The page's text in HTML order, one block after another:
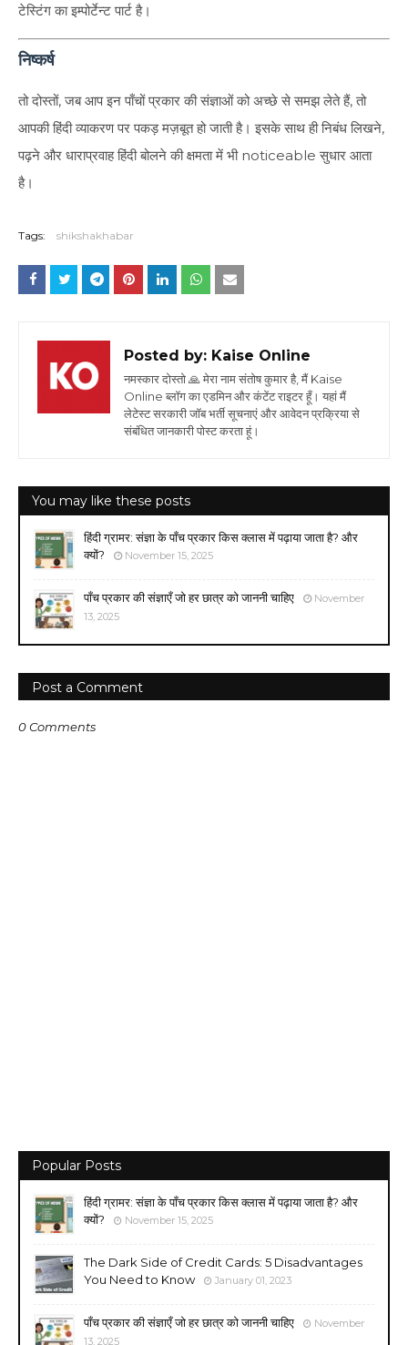
टेस्टिंग का इम्पोर्टेन्ट पार्ट है।
निष्कर्ष
तो दोस्तों, जब आप इन पाँचों प्रकार की संज्ञाओं को अच्छे से समझ लेते हैं, तो
आपकी हिंदी व्याकरण पर पकड़ मज़बूत हो जाती है। इसके साथ ही निबंध लिखने,
पढ़ने और धाराप्रवाह हिंदी बोलने की क्षमता में भी noticeable सुधार आता
है।
Tags: shikshakhabar
Posted by: Kaise Online
नमस्कार दोस्तो 🙏 मेरा नाम संतोष कुमार है, मैं Kaise
Online ब्लॉग का एडमिन और कंटेंट राइटर हूँ। यहां मैं
लेटेस्ट सरकारी जॉब भर्ती सूचनाएं और आवेदन प्रक्रिया से
संबंधित जानकारी पोस्ट करता हूं।
You may like these posts
हिंदी ग्रामर: संज्ञा के पाँच प्रकार किस क्लास में पढ़ाया जाता है? और
क्यों?
November 15, 2025
पाँच प्रकार की संज्ञाएँ जो हर छात्र को जाननी चाहिए
November
13, 2025
Post a Comment
0 Comments
Popular Posts
हिंदी ग्रामर: संज्ञा के पाँच प्रकार किस क्लास में पढ़ाया जाता है? और
क्यों?
November 15, 2025
The Dark Side of Credit Cards: 5 Disadvantages
You Need to Know
January 01, 2023
पाँच प्रकार की संज्ञाएँ जो हर छात्र को जाननी चाहिए
November
13, 2025